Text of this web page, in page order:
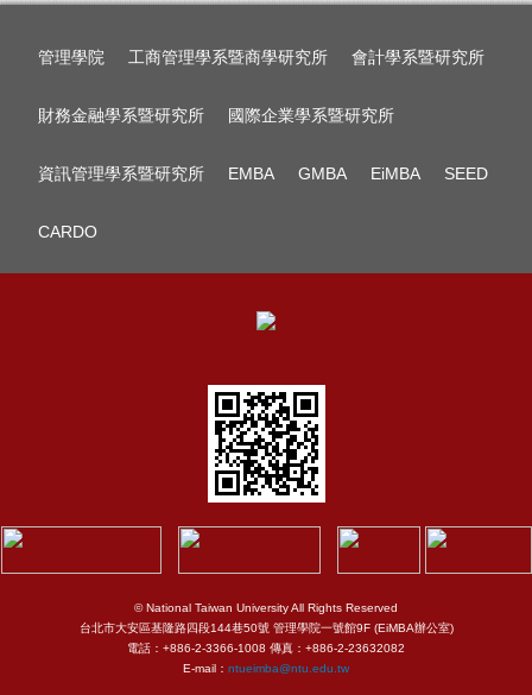
管理學院 工商管理學系暨商學研究所 會計學系暨研究所
財務金融學系暨研究所 國際企業學系暨研究所
資訊管理學系暨研究所 EMBA GMBA EiMBA SEED
CARDO
© National Taiwan University All Rights Reserved
台北市大安區基隆路四段144巷50號 管理學院一號館9F (EiMBA辦公室)
電話：+886-2-3366-1008 傳真：+886-2-23632082
E-mail： ntueimba@ntu.edu.tw